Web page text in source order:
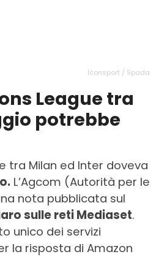
Iconsport / Spada
League tra
potrebbe
tra Milan ed Inter doveva
L’Agcom (Autorità per le
nota pubblicata sul
sulle reti Mediaset.
unico dei servizi
la risposta di Amazon